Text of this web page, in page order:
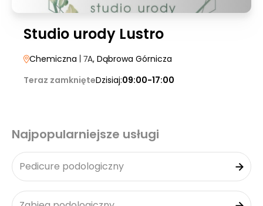
Studio urody Lustro
Chemiczna | 7A, Dąbrowa Górnicza
Teraz zamknięteDzisiaj:09:00-17:00
Najpopularniejsze usługi
Pedicure podologiczny